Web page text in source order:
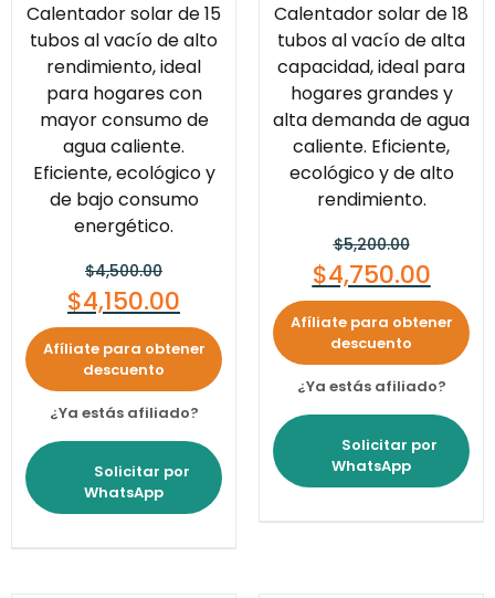
Calentador solar de 15
tubos al vacío de alto
rendimiento, ideal
para hogares con
mayor consumo de
agua caliente.
Eficiente, ecológico y
de bajo consumo
energético.
$4,500.00
$4,150.00
Afíliate para obtener
descuento
¿Ya estás afiliado?
Solicitar por
WhatsApp
Calentador solar de 18
tubos al vacío de alta
capacidad, ideal para
hogares grandes y
alta demanda de agua
caliente. Eficiente,
ecológico y de alto
rendimiento.
$5,200.00
$4,750.00
Afíliate para obtener
descuento
¿Ya estás afiliado?
Solicitar por
WhatsApp